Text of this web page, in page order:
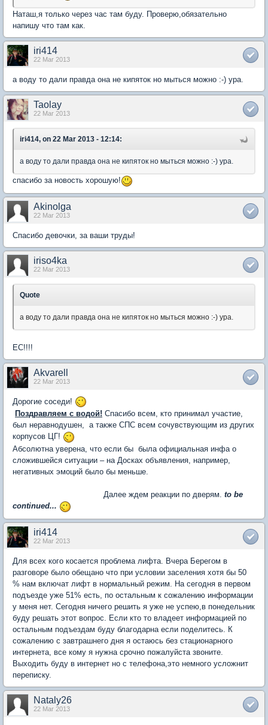
Наташ,я только через час там буду. Проверю,обязательно
напишу что там как.
iri414
22 Mar 2013
а воду то дали правда она не кипяток но мыться можно :-) ура.
Taolay
22 Mar 2013
iri414, on 22 Mar 2013 - 12:14:
а воду то дали правда она не кипяток но мыться можно :-) ура.
спасибо за новость хорошую!
Akinolga
22 Mar 2013
Спасибо девочки, за ваши труды!
iriso4ka
22 Mar 2013
Quote
а воду то дали правда она не кипяток но мыться можно :-) ура.
ЕС!!!!
Akvarell
22 Mar 2013
Дорогие соседи!
Поздравляем с водой! Спасибо всем, кто принимал участие,
был неравнодушен, а также СПС всем сочувствующим из других
корпусов ЦГ!
Абсолютна уверена, что если бы была официальная инфа о
сложившейся ситуации – на Досках объявления, например,
негативных эмоций было бы меньше.
Далее ждем реакции по дверям. to be
continued...
iri414
22 Mar 2013
Для всех кого косается проблема лифта. Вчера Берегом в
разговоре было обещано что при условии заселения хотя бы 50
% нам включат лифт в нормальный режим. На сегодня в первом
подъезде уже 51% есть, по остальным к сожалению информации
у меня нет. Сегодня ничего решить я уже не успею,в понедельник
буду решать этот вопрос. Если кто то владеет информацией по
остальным подъездам буду благодарна если поделитесь. К
сожалению с завтрашнего дня я остаюсь без стационарного
интернета, все кому я нужна срочно пожалуйста звоните.
Выходить буду в интернет но с телефона,это немного усложнит
переписку.
Nataly26
22 Mar 2013